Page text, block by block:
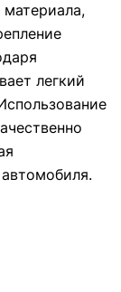
материала,
легкий